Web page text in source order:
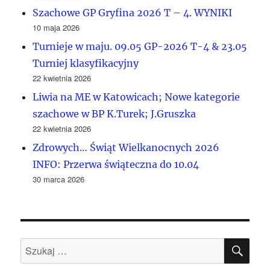
Szachowe GP Gryfina 2026 T – 4. WYNIKI
10 maja 2026
Turnieje w maju. 09.05 GP-2026 T-4 & 23.05
Turniej klasyfikacyjny
22 kwietnia 2026
Liwia na ME w Katowicach; Nowe kategorie
szachowe w BP K.Turek; J.Gruszka
22 kwietnia 2026
Zdrowych… Świąt Wielkanocnych 2026
INFO: Przerwa świąteczna do 10.04
30 marca 2026
Szukaj: